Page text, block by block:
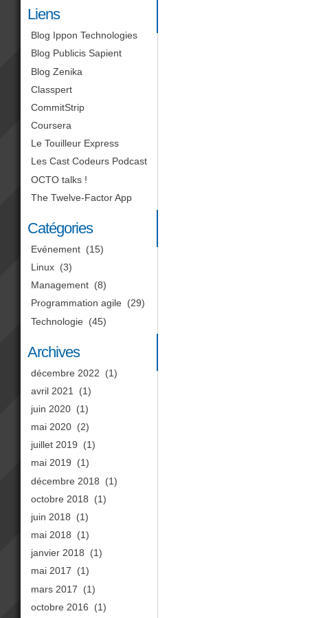
Liens
Blog Ippon Technologies
Blog Publicis Sapient
Blog Zenika
Classpert
CommitStrip
Coursera
Le Touilleur Express
Les Cast Codeurs Podcast
OCTO talks !
The Twelve-Factor App
Catégories
Evénement (15)
Linux (3)
Management (8)
Programmation agile (29)
Technologie (45)
Archives
décembre 2022
(1)
avril 2021
(1)
juin 2020 (1)
mai 2020 (2)
juillet 2019
(1)
mai 2019
(1)
décembre 2018
(1)
octobre 2018
(1)
juin 2018
(1)
mai 2018
(1)
janvier 2018
(1)
mai 2017
(1)
mars 2017
(1)
octobre 2016
(1)